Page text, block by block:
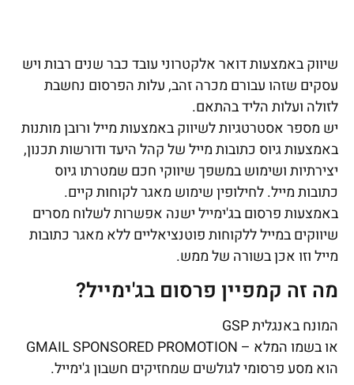
שיווק באמצעות דואר אלקטרוני עובד כבר שנים רבות ויש
עסקים שזהו עבורם מכרה זהב, עלות הפרסום נחשבת
לזולה ועלות הליד בהתאם.
יש מספר אסטרטגיות לשיווק באמצעות מייל ורובן מותנות
באמצעות גיוס כתובות מייל של קהל היעד ודורשות תכנון,
יצירתיות ושימוש במשפך שיווקי חכם שמטרתו גיוס
כתובות מייל. לחילופין שימוש מאגר לקוחות קיים.
באמצעות פרסום בג'ימייל ישנה אפשרות לשלוח מסרים
שיווקים במייל ללקוחות פוטנציאליים ללא מאגר כתובות
מייל וזו אכן בשורה של ממש.
מה זה קמפיין פרסום בג'ימייל?
המונח באנגלית GSP
או בשמו המלא – GMAIL SPONSORED PROMOTION
הוא מסע פרסומי לגולשים שמחזיקים חשבון ג'ימייל.